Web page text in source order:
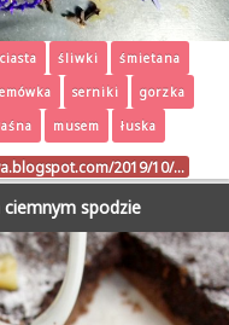
ciasta śliwki
śmietana
serniki
gorzka
musem łuska
2019/10/…
spodzie